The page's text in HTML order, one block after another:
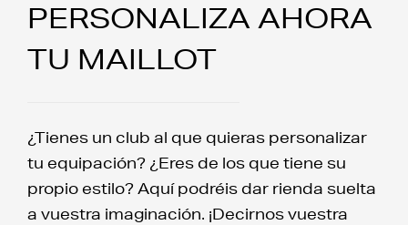
PERSONALIZA AHORA
TU MAILLOT
¿Tienes un club al que quieras personalizar
tu equipación? ¿Eres de los que tiene su
propio estilo? Aquí podréis dar rienda suelta
a vuestra imaginación. ¡Decirnos vuestra